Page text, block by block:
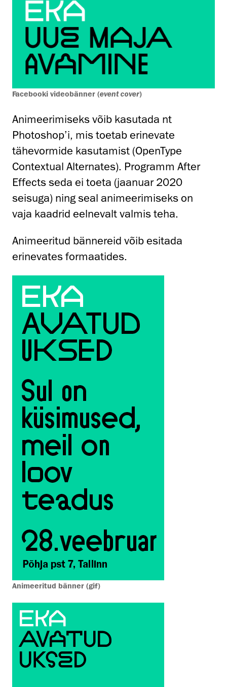
Facebooki videobänner (event cover)
Animeerimiseks võib kasutada nt
Photoshop’i, mis toetab erinevate
tähevormide kasutamist (OpenType
Contextual Alternates). Programm After
Effects seda ei toeta (jaanuar 2020
seisuga) ning seal animeerimiseks on
vaja kaadrid eelnevalt valmis teha.
Animeeritud bännereid võib esitada
erinevates formaatides.
Animeeritud bänner (gif)